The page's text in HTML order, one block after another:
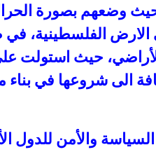
وضعهم بصورة
الفلسطينية،
والأمن للدول